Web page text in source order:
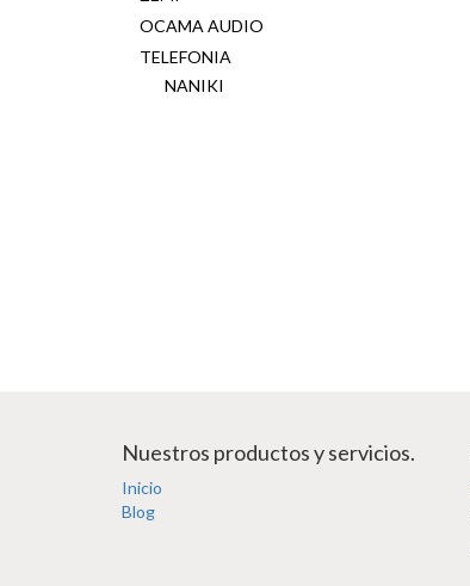
OCAMA AUDIO
TELEFONIA
NANIKI
Nuestros productos y servicios.
Inicio
Blog